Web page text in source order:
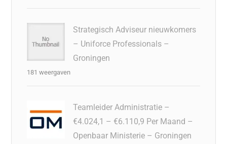
Strategisch Adviseur nieuwkomers
– Uniforce Professionals –
Groningen
181 weergaven
Teamleider Administratie –
€4.024,1 – €6.110,9 Per Maand –
Openbaar Ministerie – Groningen